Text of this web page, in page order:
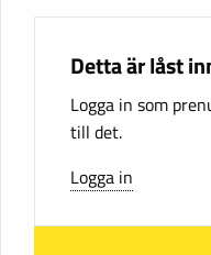
Detta är låst
Logga in som
till det.
Logga in